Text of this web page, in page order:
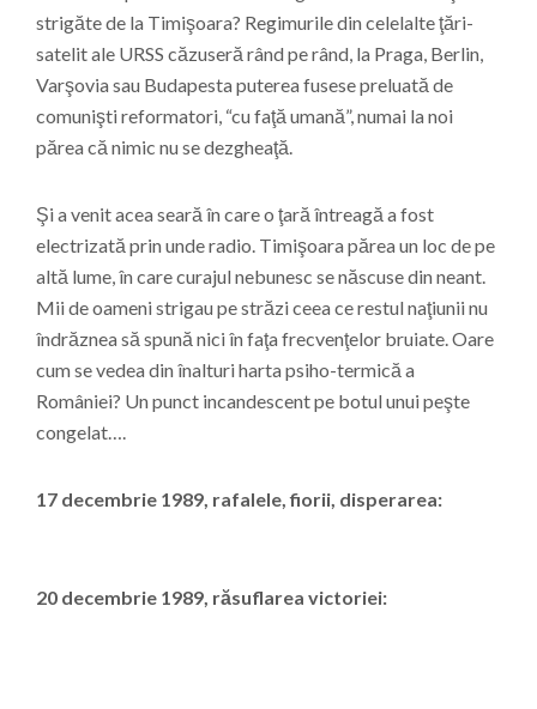
strigăte de la Timişoara? Regimurile din celelalte ţări-
satelit ale URSS căzuseră rând pe rând, la Praga, Berlin,
Varşovia sau Budapesta puterea fusese preluată de
comunişti reformatori, “cu faţă umană”, numai la noi
părea că nimic nu se dezgheaţă.
Şi a venit acea seară în care o ţară întreagă a fost
electrizată prin unde radio. Timişoara părea un loc de pe
altă lume, în care curajul nebunesc se născuse din neant.
Mii de oameni strigau pe străzi ceea ce restul naţiunii nu
îndrăznea să spună nici în faţa frecvenţelor bruiate. Oare
cum se vedea din înalturi harta psiho-termică a
României? Un punct incandescent pe botul unui peşte
congelat….
17 decembrie 1989, rafalele, fiorii, disperarea:
20 decembrie 1989, răsuflarea victoriei: